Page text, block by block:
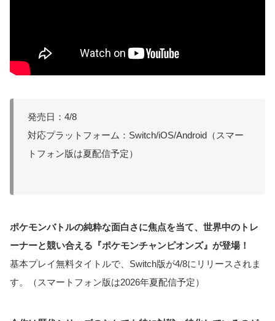
発売日：4/8
対応プラットフォーム：Switch/iOS/Android（スマー
トフォン版は夏配信予定）
ポケモンバトルの純粋な面白さに焦点を当て、世界中のトレ
ーナーと競い合える『ポケモンチャンピオンズ』が登場！
基本プレイ無料タイトルで、Switch版が4/8にリリースされま
す。（スマートフォン版は2026年夏配信予定）